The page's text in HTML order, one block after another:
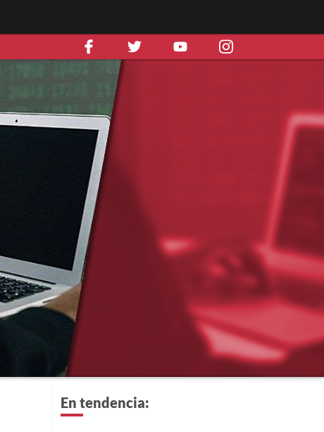
En tendencia: